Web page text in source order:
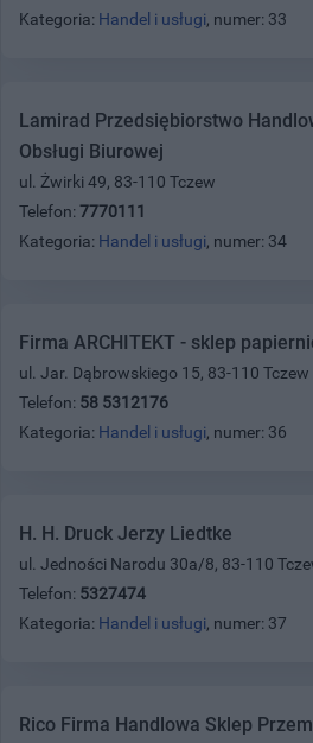
Kategoria: Handel i usługi, numer: 33
Lamirad Przedsiębiorstwo
Obsługi Biurowej
ul. Żwirki 49, 83-110 Tczew
Telefon: 7770111
Kategoria: Handel i usługi, numer: 34
Firma ARCHITEKT - sklep
ul. Jar. Dąbrowskiego 15, 83-110 Tczew
Telefon: 58 5312176
Kategoria: Handel i usługi, numer: 36
H. H. Druck Jerzy Liedtke
ul. Jedności Narodu 30a/8, 83-110
Telefon: 5327474
Kategoria: Handel i usługi, numer: 37
Rico Firma Handlowa Sklep